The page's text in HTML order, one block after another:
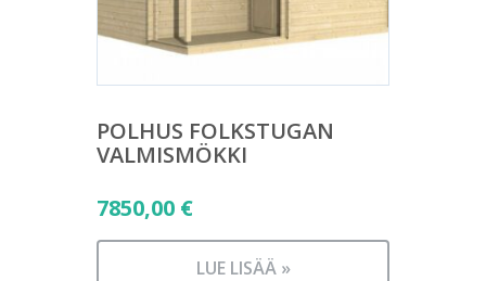
POLHUS FOLKSTUGAN
VALMISMÖKKI
7850,00 €
LUE LISÄÄ »